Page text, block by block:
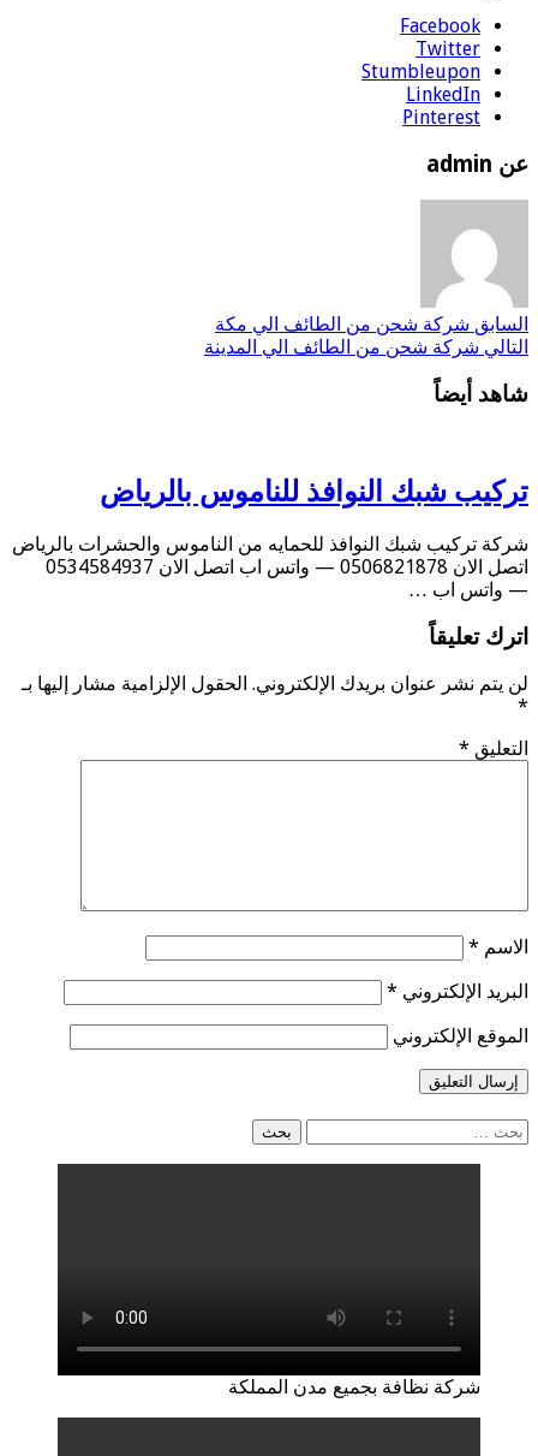
Facebook
Twitter
Stumbleupon
LinkedIn
Pinterest
عن admin
السابق شركة شحن من الطائف الي مكة
التالي شركة شحن من الطائف الي المدينة
شاهد أيضاً
تركيب شبك النوافذ للناموس بالرياض
شركة تركيب شبك النوافذ للحمايه من الناموس والحشرات بالرياض
اتصل الان 0506821878 — واتس اب اتصل الان 0534584937
— واتس اب …
اترك تعليقاً
لن يتم نشر عنوان بريدك الإلكتروني. الحقول الإلزامية مشار إليها بـ
*
التعليق *
الاسم *
البريد الإلكتروني *
الموقع الإلكتروني
البحث
عن:
شركة نظافة بجميع مدن المملكة